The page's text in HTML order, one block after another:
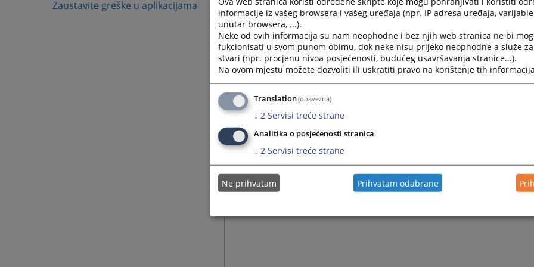
Zaustavite greške u aplikacijama
Visoko sudsko i tužilačko vijeće Bosne i
Kraljice Jelene 88
71000 Sarajevo
Bosna i Hercegovina
Aplikacija za posao
Napomena:
Broj oglašene pozicije mora biti naveden.
Ljubazno Vas molimo da ne kontaktirate Sekretarijat VSTV BiH
Samo kandidati koji su ušli u uži izbor bit će kontaktirani.
Ukoliko stupite u radni odnos, a naknadno se utvrdi da ste
nisu istinite, VSTV BiH zadržava pravo prekida radnog odnosa.
informacije iz vašeg browsera i vašeg uređaja (npr. IP adresa uređaja,
unutar browsera, ...).
Neke od ovih informacija su nam neophodne i bez njih web stranica ne bi
fukcionisati u svom punom obimu, dok neke nisu prijeko neophodne a služe
stvari (npr. procjenu nivoa posjećenosti, budućeg usavršavanja stranice...).
Na ovom mjestu možete dozvoliti ili uskratiti pravo na korištenje tih
Translation(obavezna)
↓ 2 Servisi treće strane
Analitika o posjećenosti stranica
↓ 2 Servisi treće strane
Ne prihvatam Prihvatam odabrane